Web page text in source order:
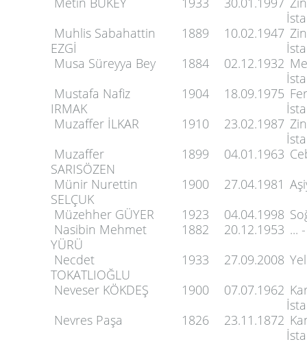
Muhlis Sabahattin
EZGİ
1889 10.02.1947
Musa Süreyya Bey
1884 02.12.1932
Mustafa Nafiz
IRMAK
1904 18.09.1975
Muzaffer İLKAR
1910 23.02.1987
Muzaffer
SARISÖZEN
1899 04.01.1963
Münir Nurettin
SELÇUK
1900 27.04.1981
Müzehher GÜYER
1923 04.04.1998
Nasibin Mehmet
YÜRÜ
1882 20.12.1953 ...
Necdet
TOKATLIOĞLU
1933 27.09.2008
Neveser KÖKDEŞ
1900 07.07.1962
Nevres Paşa
1826 23.11.1872